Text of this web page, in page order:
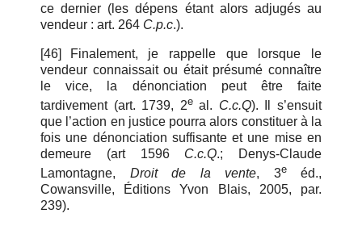
ce dernier (les dépens étant alors adjugés au
vendeur : art. 264 C.p.c.).
[46]
Finalement, je rappelle que lorsque le
vendeur connaissait ou était présumé connaître
le vice, la dénonciation peut être faite
tardivement (art. 1739, 2eal. C.c.Q). Il s’ensuit
que l’action en justice pourra alors constituer à la
fois une dénonciation suffisante et une mise en
demeure (art 1596 C.c.Q.; Denys-Claude
Lamontagne, Droit de la vente, 3eéd.,
Cowansville, Éditions Yvon Blais, 2005, par.
239).